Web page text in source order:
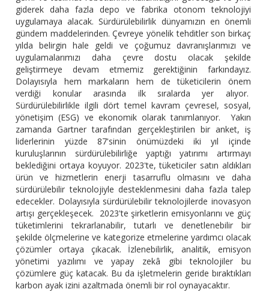
giderek daha fazla depo ve fabrika otonom teknolojiyi
uygulamaya alacak. Sürdürülebilirlik dünyamızın en önemli
gündem maddelerinden. Çevreye yönelik tehditler son birkaç
yılda belirgin hale geldi ve çoğumuz davranışlarımızı ve
uygulamalarımızı daha çevre dostu olacak şekilde
geliştirmeye devam etmemiz gerektiğinin farkındayız.
Dolayısıyla hem markaların hem de tüketicilerin önem
verdiği konular arasında ilk sıralarda yer alıyor.
Sürdürülebilirlikle ilgili dört temel kavram çevresel, sosyal,
yönetişim (ESG) ve ekonomik olarak tanımlanıyor. Yakın
zamanda Gartner tarafından gerçekleştirilen bir anket, iş
liderlerinin yüzde 87'sinin önümüzdeki iki yıl içinde
kuruluşlarının sürdürülebilirliğe yaptığı yatırımı artırmayı
beklediğini ortaya koyuyor. 2023'te, tüketiciler satın aldıkları
ürün ve hizmetlerin enerji tasarruflu olmasını ve daha
sürdürülebilir teknolojiyle desteklenmesini daha fazla talep
edecekler. Dolayısıyla sürdürülebilir teknolojilerde inovasyon
artışı gerçekleşecek. 2023'te şirketlerin emisyonlarını ve güç
tüketimlerini tekrarlanabilir, tutarlı ve denetlenebilir bir
şekilde ölçmelerine ve kategorize etmelerine yardımcı olacak
çözümler ortaya çıkacak. İzlenebilirlik, analitik, emisyon
yönetimi yazılımı ve yapay zekâ gibi teknolojiler bu
çözümlere güç katacak. Bu da işletmelerin geride bıraktıkları
karbon ayak izini azaltmada önemli bir rol oynayacaktır.